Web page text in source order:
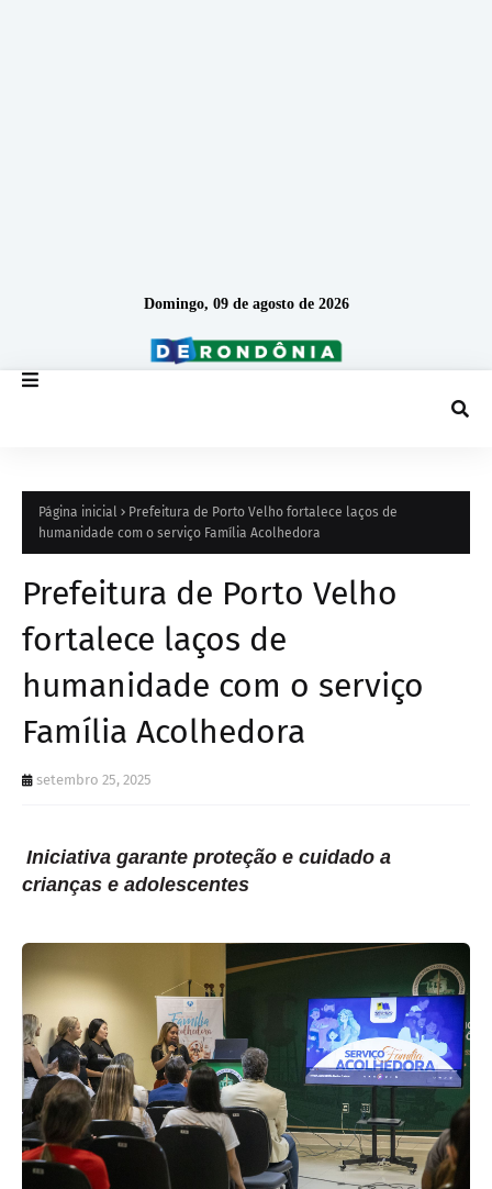
Domingo, 09 de agosto de 2026
Página inicial
Prefeitura de Porto Velho fortalece laços de
humanidade com o serviço Família Acolhedora
Prefeitura de Porto Velho
fortalece laços de
humanidade com o serviço
Família Acolhedora
setembro 25, 2025
Iniciativa garante proteção e cuidado a
crianças e adolescentes